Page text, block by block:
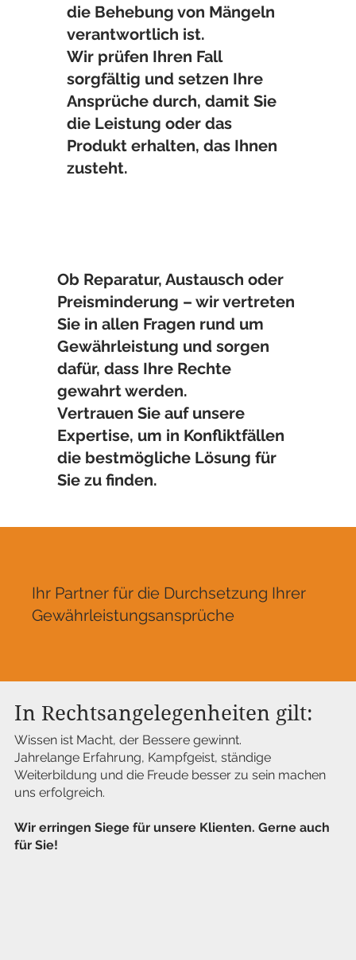
die Behebung von Mängeln
verantwortlich ist.
Wir prüfen Ihren Fall
sorgfältig und setzen Ihre
Ansprüche durch, damit Sie
die Leistung oder das
Produkt erhalten, das Ihnen
zusteht.
Ob Reparatur, Austausch oder
Preisminderung – wir vertreten
Sie in allen Fragen rund um
Gewährleistung und sorgen
dafür, dass Ihre Rechte
gewahrt werden.
Vertrauen Sie auf unsere
Expertise, um in Konfliktfällen
die bestmögliche Lösung für
Sie zu finden.
Ihr Partner für die Durchsetzung Ihrer
Gewährleistungsansprüche
In Rechtsangelegenheiten gilt:
Wissen ist Macht, der Bessere gewinnt.
Jahrelange Erfahrung, Kampfgeist, ständige
Weiterbildung und die Freude besser zu sein machen
uns erfolgreich.
Wir erringen Siege für unsere Klienten. Gerne auch
für Sie!